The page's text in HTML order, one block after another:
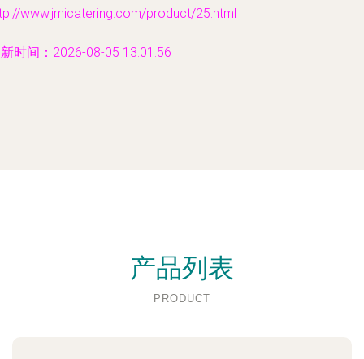
www.jmicatering.com/product/25.html
时间：2026-08-05 13:01:56
产品列表
PRODUCT